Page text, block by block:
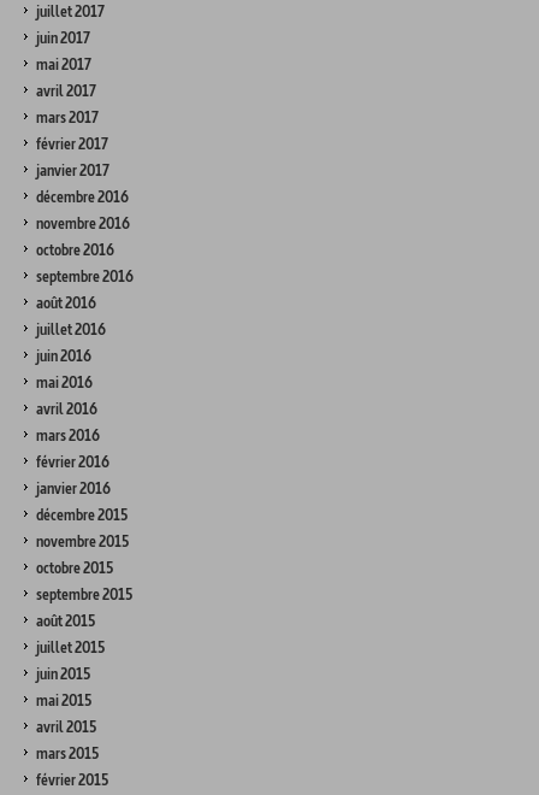
juillet 2017
juin 2017
mai 2017
avril 2017
mars 2017
février 2017
janvier 2017
décembre 2016
novembre 2016
octobre 2016
septembre 2016
août 2016
juillet 2016
juin 2016
mai 2016
avril 2016
mars 2016
février 2016
janvier 2016
décembre 2015
novembre 2015
octobre 2015
septembre 2015
août 2015
juillet 2015
juin 2015
mai 2015
avril 2015
mars 2015
février 2015